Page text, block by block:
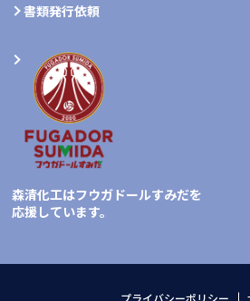
書類発行依頼
森清化工はフウガドールすみだを
応援しています。
プライバシーポリシー